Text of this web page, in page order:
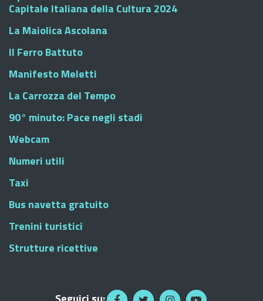
Capitale Italiana della Cultura 2024
La Maiolica Ascolana
Il Ferro Battuto
Manifesto Meletti
La Carrozza del Tempo
90° minuto: Pace negli stadi
Webcam
Numeri utili
Taxi
Bus navetta gratuito
Trenini turistici
Strutture ricettive